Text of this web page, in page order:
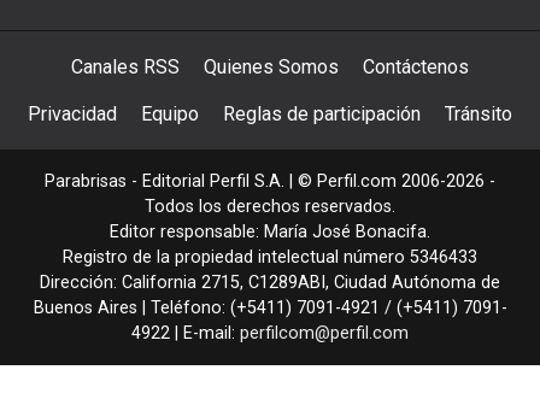
Canales RSS Quienes Somos Contáctenos
Privacidad Equipo Reglas de participación Tránsito
Parabrisas - Editorial Perfil S.A. | © Perfil.com 2006-2026 -
Todos los derechos reservados.
Editor responsable: María José Bonacifa.
Registro de la propiedad intelectual número 5346433
Dirección: California 2715, C1289ABI , Ciudad Autónoma de
Buenos Aires | Teléfono: (+5411) 7091-4921 / (+5411) 7091-
4922 | E-mail: perfilcom@perfil.com